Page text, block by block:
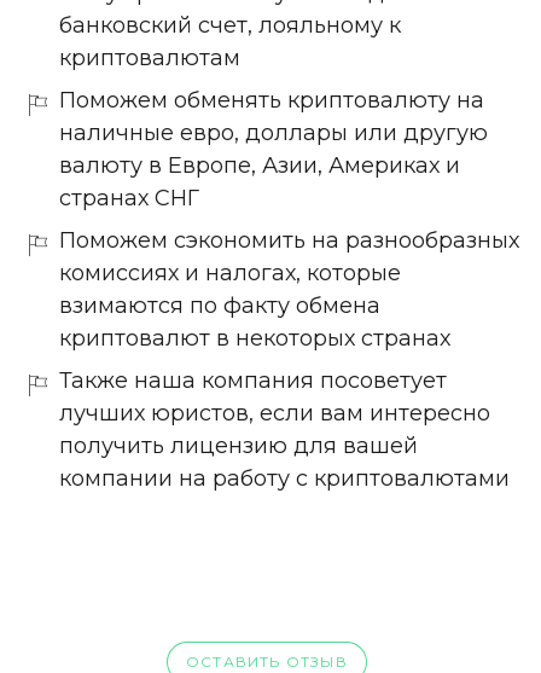
банковский счет, лояльному к
криптовалютам
Поможем обменять криптовалюту на
наличные евро, доллары или другую
валюту в Европе, Азии, Америках и
странах СНГ
Поможем сэкономить на разнообразных
комиссиях и налогах, которые
взимаются по факту обмена
криптовалют в некоторых странах
Также наша компания посоветует
лучших юристов, если вам интересно
получить лицензию для вашей
компании на работу с криптовалютами
ОСТАВИТЬ ОТЗЫВ